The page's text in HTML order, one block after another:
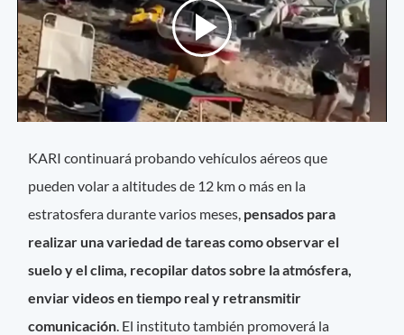
KARI continuará probando vehículos aéreos que
pueden volar a altitudes de 12 km o más en la
estratosfera durante varios meses, pensados para
realizar una variedad de tareas como observar el
suelo y el clima, recopilar datos sobre la atmósfera,
enviar videos en tiempo real y retransmitir
comunicación. El instituto también promoverá la